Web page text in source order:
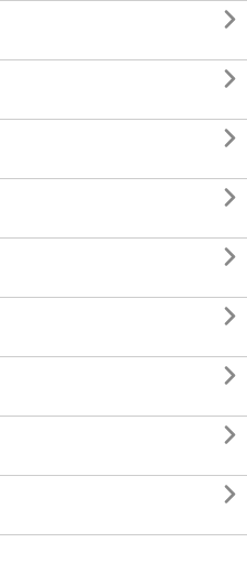








